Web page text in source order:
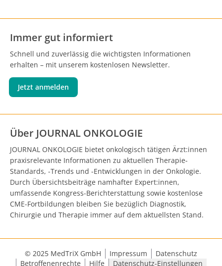
Immer gut informiert
Schnell und zuverlässig die wichtigsten Informationen
erhalten – mit unserem kostenlosen Newsletter.
Jetzt anmelden
Über JOURNAL ONKOLOGIE
JOURNAL ONKOLOGIE bietet onkologisch tätigen Ärzt:innen
praxisrelevante Informationen zu aktuellen Therapie-
Standards, -Trends und -Entwicklungen in der Onkologie.
Durch Übersichtsbeiträge namhafter Expert:innen,
umfassende Kongress-Berichterstattung sowie kostenlose
CME-Fortbildungen bleiben Sie bezüglich Diagnostik,
Chirurgie und Therapie immer auf dem aktuellsten Stand.
© 2025 MedTriX GmbH Impressum
Datenschutz
Betroffenenrechte
Hilfe Datenschutz-Einstellungen